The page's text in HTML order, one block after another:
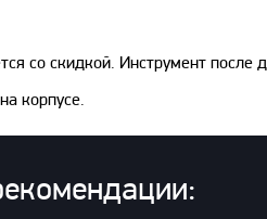
со скидкой. Инструмент после
корпусе.